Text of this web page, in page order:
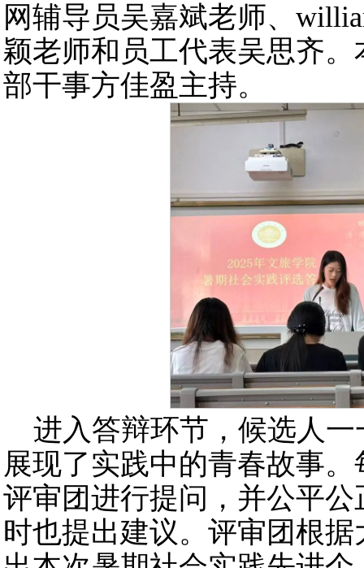
网辅导员吴嘉斌老师、​
颖老师和员工代表吴思齐
部干事方佳盈主持。
进入答辩环节，候选人
展现了实践中的青春故事
评审团进行提问，并公平
时也提出建议。评审团根